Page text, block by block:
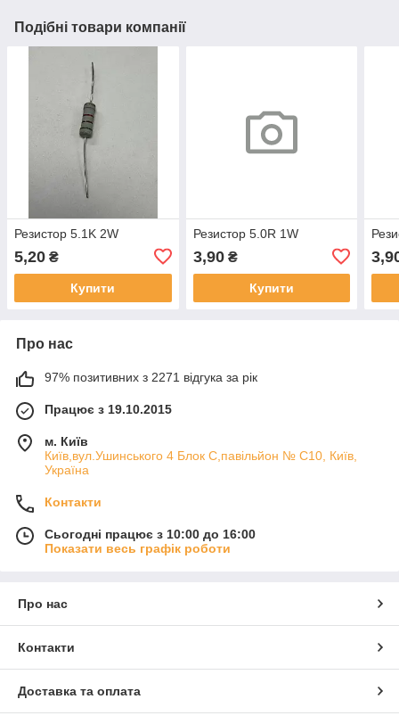
Подібні товари компанії
Резистор 5.1K 2W
5,20 ₴
Купити
Резистор 5.0R 1W
3,90₴
Купити
Про нас
97% позитивних з 2271 відгука за рік
Працює з 19.10.2015
м. Київ
Київ,вул.Ушинського 4 Блок С,павільйон № С10, Київ,
Україна
Контакти
Сьогодні працює з 10:00 до 16:00
Показати весь графік роботи
Про нас
Контакти
Доставка та оплата